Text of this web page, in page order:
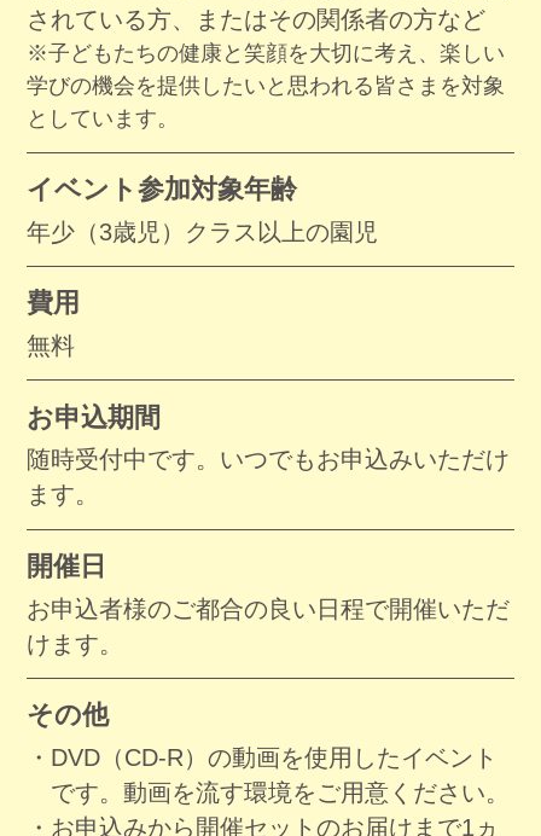
されている方、またはその関係者の方など
※子どもたちの健康と笑顔を大切に考え、楽しい
学びの機会を提供したいと思われる皆さまを対象
としています。
イベント参加対象年齢
年少（3歳児）クラス以上の園児
費用
無料
お申込期間
随時受付中です。いつでもお申込みいただけ
ます。
開催日
お申込者様のご都合の良い日程で開催いただ
けます。
その他
DVD（CD-R）の動画を使用したイベント
です。動画を流す環境をご用意ください。
お申込みから開催セットのお届けまで1ヵ